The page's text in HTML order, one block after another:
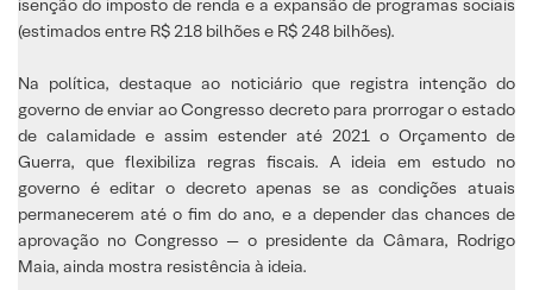
isenção do imposto de renda e a expansão de programas sociais
(estimados entre R$ 218 bilhões e R$ 248 bilhões).
Na política, destaque ao noticiário que registra intenção do
governo de enviar ao Congresso decreto para prorrogar o estado
de calamidade e assim estender até 2021 o Orçamento de
Guerra, que flexibiliza regras fiscais. A ideia em estudo no
governo é editar o decreto apenas se as condições atuais
permanecerem até o fim do ano, e a depender das chances de
aprovação no Congresso — o presidente da Câmara, Rodrigo
Maia, ainda mostra resistência à ideia.